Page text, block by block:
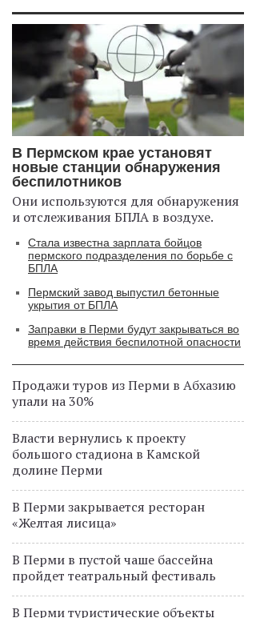
В Пермском крае установят
новые станции обнаружения
беспилотников
Они используются для обнаружения
и отслеживания БПЛА в воздухе.
Стала известна зарплата бойцов
пермского подразделения по борьбе с
БПЛА
Пермский завод выпустил бетонные
укрытия от БПЛА
Заправки в Перми будут закрываться во
время действия беспилотной опасности
Продажи туров из Перми в Абхазию
упали на 30%
Власти вернулись к проекту
большого стадиона в Камской
долине Перми
В Перми закрывается ресторан
«Желтая лисица»
В Перми в пустой чаше бассейна
пройдет театральный фестиваль
В Перми туристические объекты